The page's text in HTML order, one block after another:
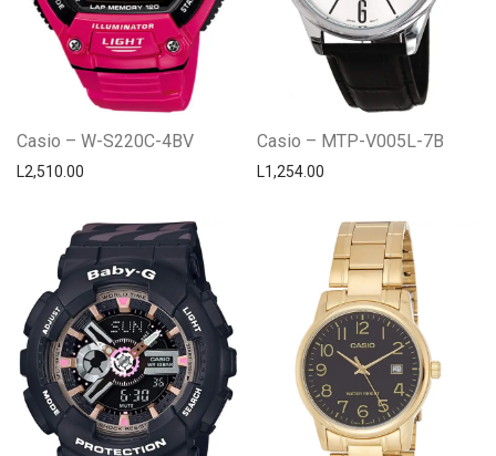
Casio – W-S220C-4BV
L2,510.00
Casio – MTP-V005L-7B
L1,254.00